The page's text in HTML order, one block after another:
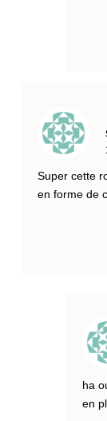
Super cette
en forme de
ha
en